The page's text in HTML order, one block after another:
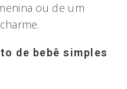
ou de um
de bebê simples